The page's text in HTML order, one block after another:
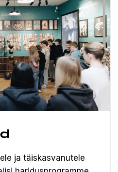
ja täiskasvanutele